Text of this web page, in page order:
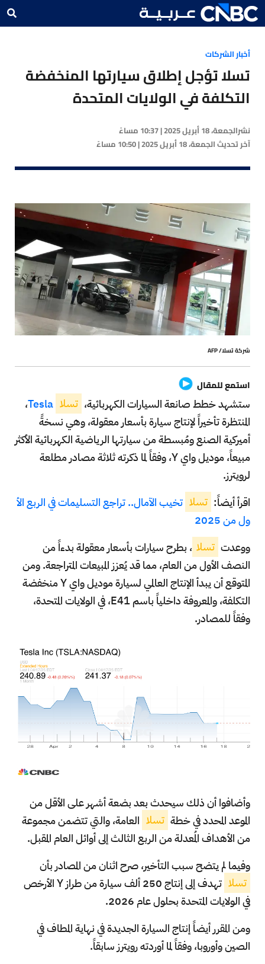
أخبار الشركات
تسلا تؤجل إطلاق سيارتها المنخفضة
التكلفة في الولايات المتحدة
نشرالجمعة، 18 أبريل 2025 | 10:37 مساءً
آخر تحديثالجمعة، 18 أبريل 2025 | 10:50 مساءً
شركة تسلا/ AFP
استمع للمقال
ستشهد خطط صانعة السيارات الكهربائية، تسلا Tesla
،
المنتظرة تأخيراً لإنتاج سيارة بأسعار معقولة، وهي نسخةً
أميركية الصنع ومُبسطة من سيارتها الرياضية الكهربائية الأكثر
مبيعاً، موديل واي Y، وفقاً لما ذكرته ثلاثة مصادر مطلعة
لرويترز.
اقرأ أيضاً: تسلا تخيب الآمال.. تراجع التسليمات في الربع الأ
ول من 2025
ووعدت تسلا ، بطرح سيارات بأسعار معقولة بدءاً من
النصف الأول من العام، مما قد يُعزز المبيعات المتراجعة. ومن
المتوقع أن يبدأ الإنتاج العالمي لسيارة موديل واي Y منخفضة
التكلفة، والمعروفة داخلياً باسم E41، في الولايات المتحدة،
وفقاً للمصادر.
وأضافوا أن ذلك سيحدث بعد بضعة أشهر على الأقل من
الموعد المحدد في خطة تسلا العامة، والتي تتضمن مجموعة
من الأهداف المُعدلة من الربع الثالث إلى أوائل العام المقبل.
وفيما لم يتضح سبب التأخير، صرح اثنان من المصادر بأن
تسلا
تهدف إلى إنتاج 250 ألف سيارة من طراز Y الأرخص
في الولايات المتحدة بحلول عام 2026.
ومن المقرر أيضاً إنتاج السيارة الجديدة في نهاية المطاف في
الصين وأوروبا، وفقاً لما أوردته رويترز سابقاً.